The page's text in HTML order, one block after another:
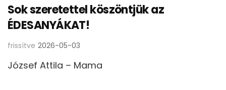
Sok szeretettel köszöntjük az
ÉDESANYÁKAT!
frissítve 2026-05-03
József Attila – Mama